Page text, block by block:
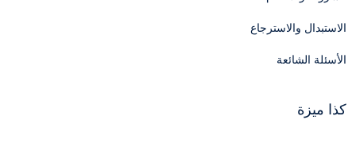
الاستبدال والاسترجاع
الأسئلة الشائعة
كذا ميزة